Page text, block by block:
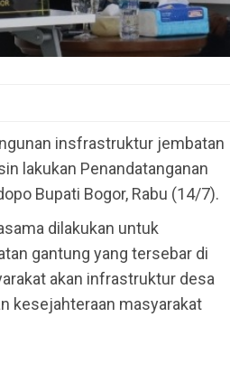
insfrastruktur jembatan
lakukan Penandatanganan
Bupati Bogor, Rabu (14/7).
dilakukan untuk
gantung yang tersebar di
akan infrastruktur desa
kesejahteraan masyarakat